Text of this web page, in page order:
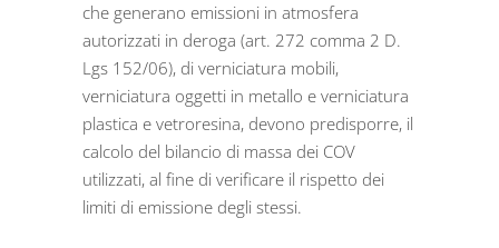
che generano emissioni in atmosfera
autorizzati in deroga (art. 272 comma 2 D.
Lgs 152/06), di verniciatura mobili,
verniciatura oggetti in metallo e verniciatura
plastica e vetroresina, devono predisporre, il
calcolo del bilancio di massa dei COV
utilizzati, al fine di verificare il rispetto dei
limiti di emissione degli stessi.